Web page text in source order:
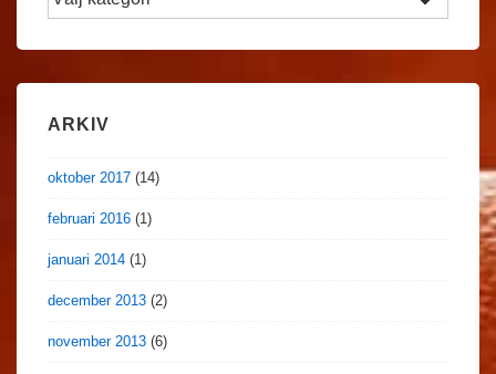
Nyheter
ARKIV
oktober 2017 (14)
februari 2016 (1)
januari 2014 (1)
december 2013 (2)
november 2013 (6)